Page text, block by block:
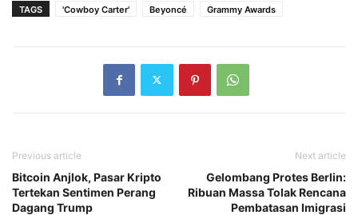
TAGS 'Cowboy Carter' Beyoncé Grammy Awards
Previous article
Bitcoin Anjlok, Pasar Kripto
Tertekan Sentimen Perang
Dagang Trump
Next article
Gelombang Protes Berlin:
Ribuan Massa Tolak Rencana
Pembatasan Imigrasi